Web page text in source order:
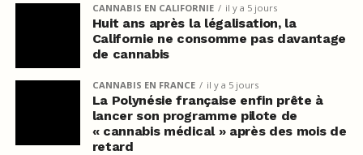
CANNABIS EN CALIFORNIE il y a 5 jours
Huit ans après la légalisation, la
Californie ne consomme pas davantage
de cannabis
CANNABIS EN FRANCE il y a 5 jours
La Polynésie française enfin prête à
lancer son programme pilote de
« cannabis médical » après des mois de
retard